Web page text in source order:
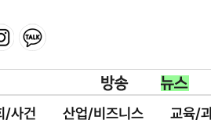
/사건 산업/비즈니스 교육/